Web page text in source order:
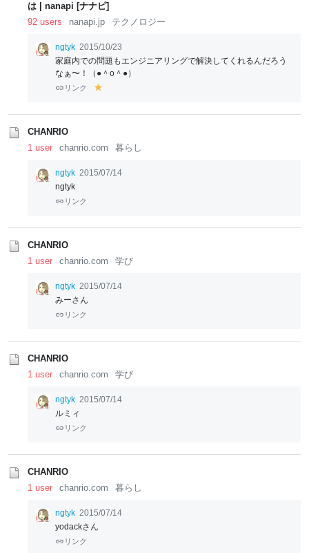
は | nanapi [ナナピ]
92 users
nanapi.jp テクノロジー
ngtyk 2015/10/23
家庭内での問題もエンジニアリングで解決してくれるんだろう
なぁ〜！（●＾o＾●）
リンク
lo
CHANRIO
1 user
chanrio.com 暮らし
ngtyk 2015/07/14
ngtyk
リンク
CHANRIO
1 user
chanrio.com 学び
ngtyk 2015/07/14
みーさん
リンク
CHANRIO
1 user
chanrio.com 学び
ngtyk 2015/07/14
ルミィ
リンク
CHANRIO
1 user
chanrio.com 暮らし
ngtyk 2015/07/14
yodackさん
リンク